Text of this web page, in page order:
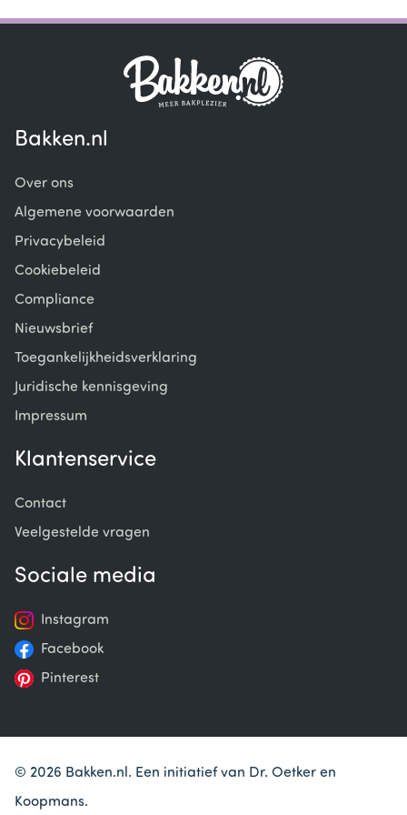
1
Bakken.nl
Over ons
Algemene voorwaarden
Privacybeleid
Cookiebeleid
Compliance
Nieuwsbrief
Toegankelijkheidsverklaring
Juridische kennisgeving
Impressum
Klantenservice
Contact
Veelgestelde vragen
Sociale media
Instagram
Facebook
Pinterest
© 2026 Bakken.nl. Een initiatief van Dr. Oetker en
Koopmans.